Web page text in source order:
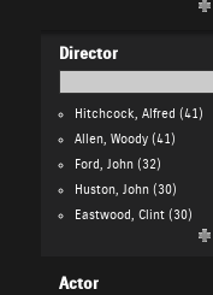
Director
Hitchcock, Alfred (41)
Allen, Woody(41)
Ford, John(32)
Huston, John(30)
Eastwood, Clint(30)
Actor